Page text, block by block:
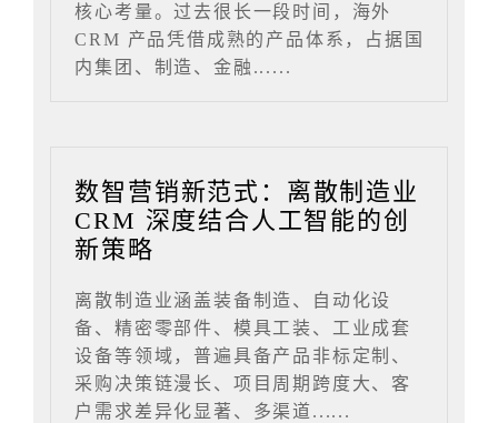
核心考量。过去很长一段时间，海外
CRM 产品凭借成熟的产品体系，占据国
内集团、制造、金融......
数智营销新范式：离散制造业
CRM 深度结合人工智能的创
新策略
离散制造业涵盖装备制造、自动化设
备、精密零部件、模具工装、工业成套
设备等领域，普遍具备产品非标定制、
采购决策链漫长、项目周期跨度大、客
户需求差异化显著、多渠道......